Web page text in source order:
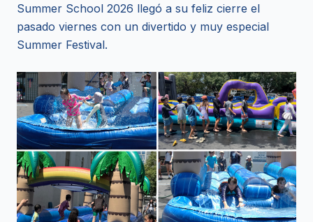
Summer School 2026 llegó a su feliz cierre el
pasado viernes con un divertido y muy especial
Summer Festival.